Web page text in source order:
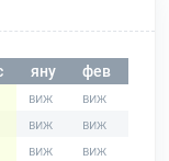
яну фев